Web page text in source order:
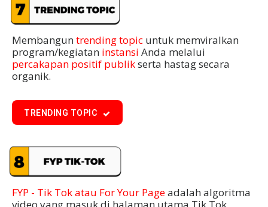
Membanguntrending topic untuk memviralkan
program/kegiatan instansi Anda melalui
percakapan positif publikserta hastag secara
organik.
TRENDING TOPIC
FYP - Tik Tok atau For Your Pageadalah algoritma
video yang masuk di halaman utama Tik Tok,